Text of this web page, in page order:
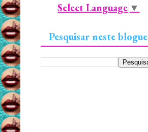
Select Language ▼
Pesquisar neste blogue